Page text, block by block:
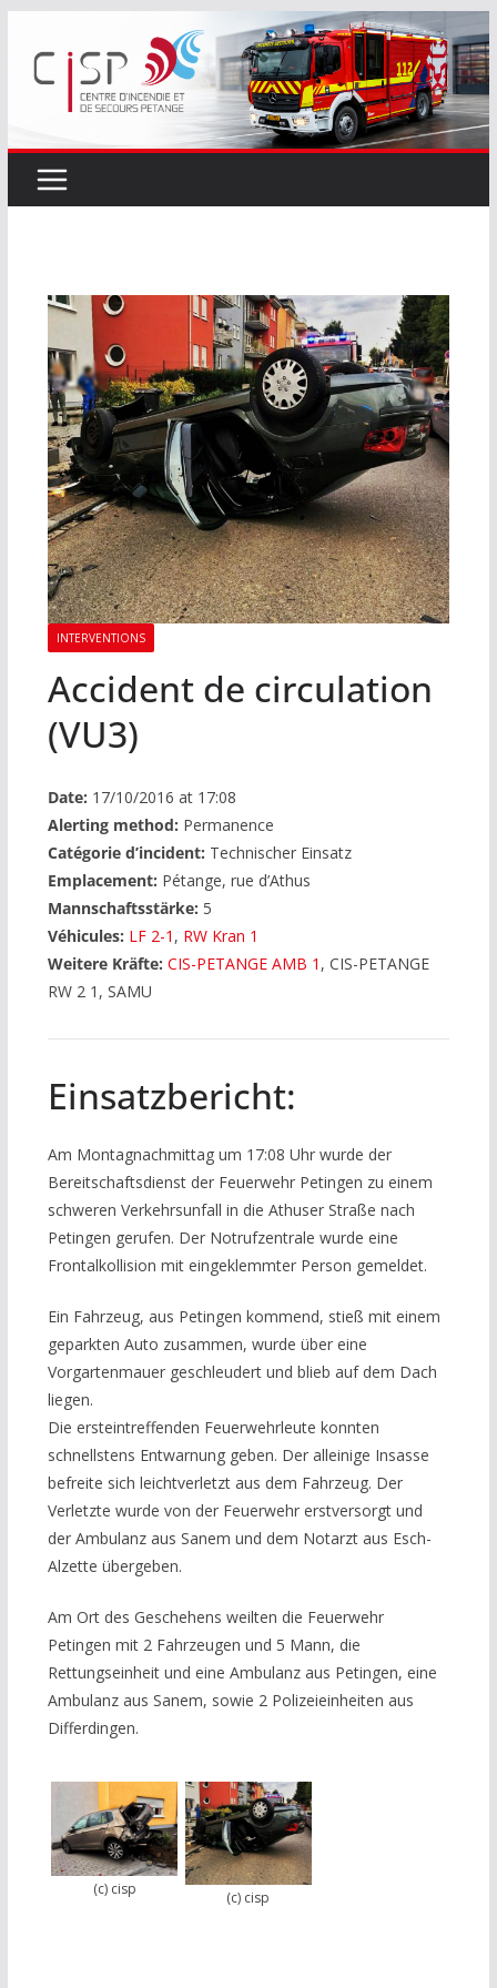
contenu
INTERVENTIONS
Accident de circulation
(VU3)
Date: 17/10/2016 at 17:08
Alerting method: Permanence
Catégorie d’incident: Technischer Einsatz
Emplacement: Pétange, rue d’Athus
Mannschaftsstärke: 5
Véhicules: LF 2-1 , RW Kran 1
Weitere Kräfte: CIS-PETANGE AMB 1 , CIS-PETANGE
RW 2 1, SAMU
Einsatzbericht:
Am Montagnachmittag um 17:08 Uhr wurde der
Bereitschaftsdienst der Feuerwehr Petingen zu einem
schweren Verkehrsunfall in die Athuser Straße nach
Petingen gerufen. Der Notrufzentrale wurde eine
Frontalkollision mit eingeklemmter Person gemeldet.
Ein Fahrzeug, aus Petingen kommend, stieß mit einem
geparkten Auto zusammen, wurde über eine
Vorgartenmauer geschleudert und blieb auf dem Dach
liegen.
Die ersteintreffenden Feuerwehrleute konnten
schnellstens Entwarnung geben. Der alleinige Insasse
befreite sich leichtverletzt aus dem Fahrzeug. Der
Verletzte wurde von der Feuerwehr erstversorgt und
der Ambulanz aus Sanem und dem Notarzt aus Esch-
Alzette übergeben.
Am Ort des Geschehens weilten die Feuerwehr
Petingen mit 2 Fahrzeugen und 5 Mann, die
Rettungseinheit und eine Ambulanz aus Petingen, eine
Ambulanz aus Sanem, sowie 2 Polizeieinheiten aus
Differdingen.
(c) cisp (c) cisp